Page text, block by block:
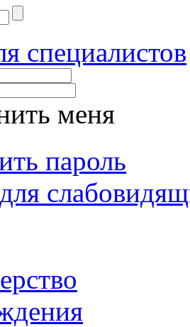
специалистов
меня
пароль